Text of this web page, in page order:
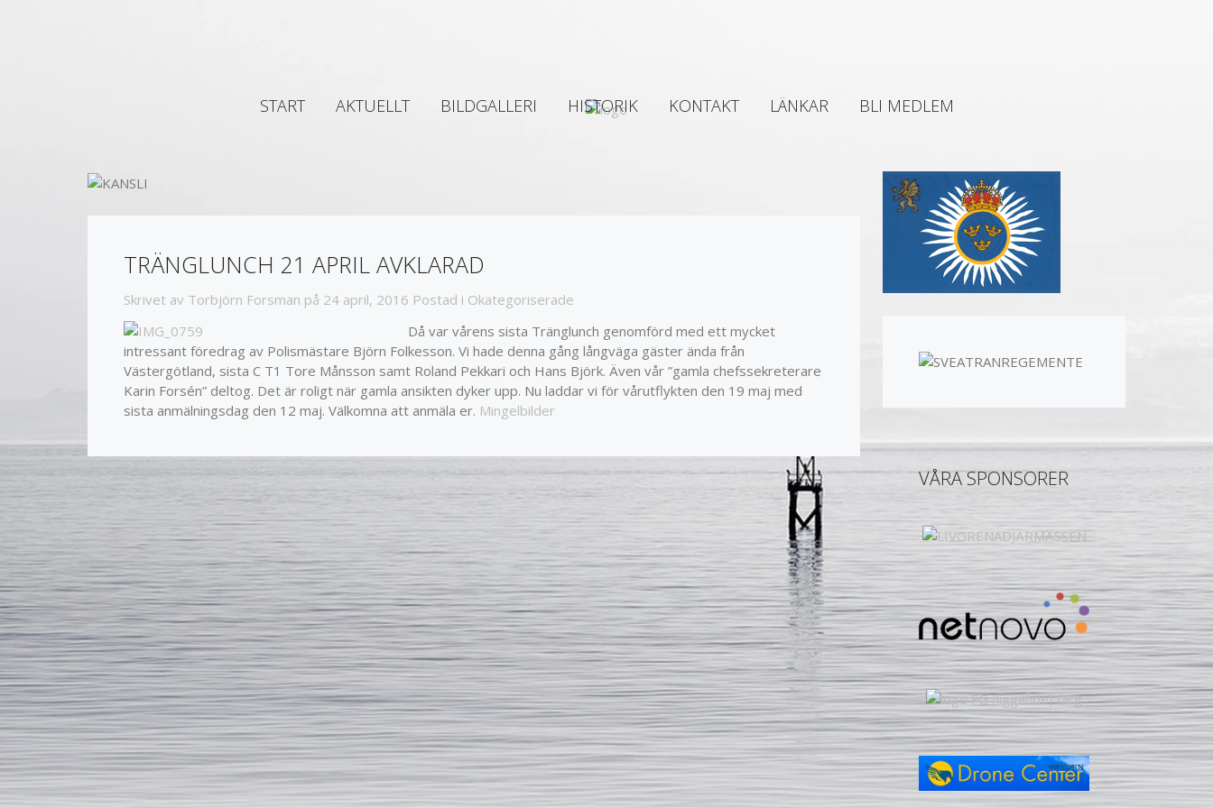
START AKTUELLT BILDGALLERI HISTORIK KONTAKT LÄNKAR BLI MEDLEM
TRÄNGLUNCH 21 APRIL AVKLARAD
Skrivet av Torbjörn Forsman på 24 april, 2016 Postad i Okategoriserade
Då var vårens sista Tränglunch genomförd med ett mycket
intressant föredrag av Polismästare Björn Folkesson. Vi hade denna gång långväga gäster ända från
Västergötland, sista C T1 Tore Månsson samt Roland Pekkari och Hans Björk. Även vår ”gamla chefssekreterare
Karin Forsén” deltog. Det är roligt när gamla ansikten dyker upp. Nu laddar vi för vårutflykten den 19 maj med
sista anmälningsdag den 12 maj. Välkomna att anmäla er. Mingelbilder
VÅRA SPONSORER